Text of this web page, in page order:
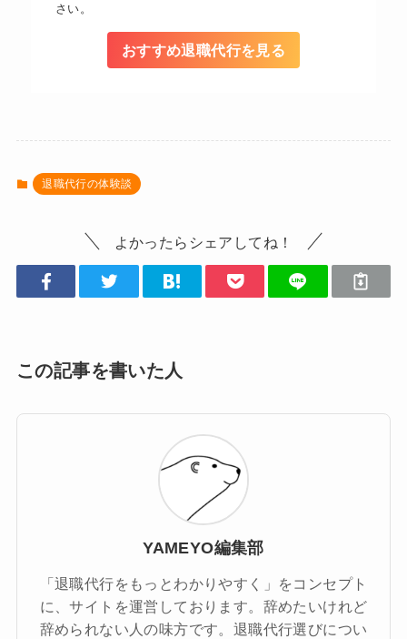
さい。
おすすめ退職代行を見る
退職代行の体験談
よかったらシェアしてね！
この記事を書いた人
YAMEYO編集部
「退職代行をもっとわかりやすく」をコンセプト
に、サイトを運営しております。辞めたいけれど
辞められない人の味方です。退職代行選びについ